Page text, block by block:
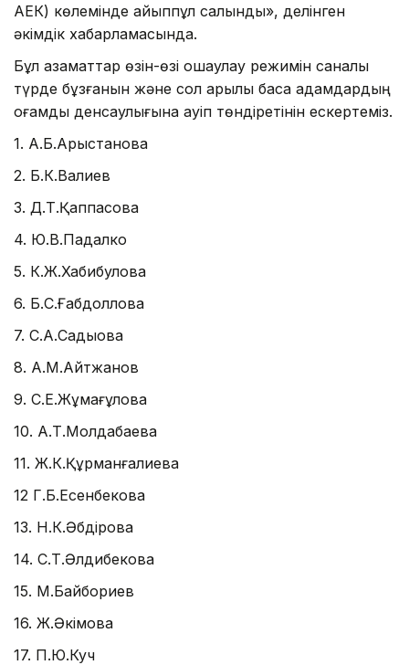
АЕК) көлемінде айыппұл салынды», делінген
әкімдік хабарламасында.
Бұл азаматтар өзін-өзі оқшаулау режимін саналы
түрде бұзғанын және сол арқылы басқа адамдардың
қоғамдық денсаулығына қауіп төндіретінін ескертеміз.
1. А.Б.Арыстанова
2. Б.К.Валиев
3. Д.Т.Қаппасова
4. Ю.В.Падалко
5. К.Ж.Хабибулова
6. Б.С.Ғабдоллова
7. С.А.Садықова
8. А.М.Айтжанов
9. С.Е.Жұмағұлова
10. А.Т.Молдабаева
11. Ж.К.Құрманғалиева
12 Г.Б.Есенбекова
13. Н.К.Әбдірова
14. С.Т.Әлдибекова
15. М.Байбориев
16. Ж.Әкімова
17. П.Ю.Куч